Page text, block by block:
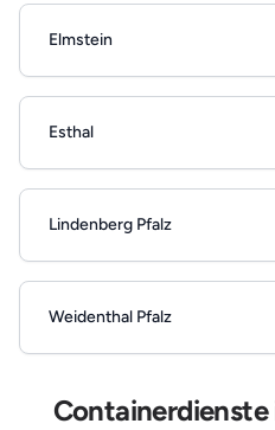
Elmstein
Esthal
Lindenberg Pfalz
Weidenthal Pfalz
Containerdienste